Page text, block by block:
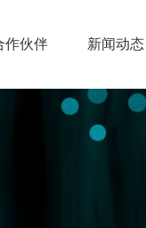
作伙伴 新闻动态